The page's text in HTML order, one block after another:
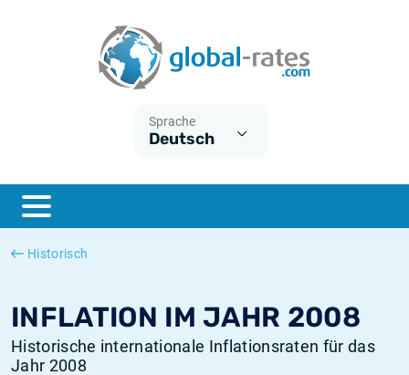
Sprache
Deutsch
Historisch
INFLATION IM JAHR 2008
Historische internationale Inflationsraten für das
Jahr 2008
ESTER
SONIA
Was ist die VPI-Inflation?
Was ist die HVPI-Inflation?
Deutsche inflation
Europäische inflation
Historische Euribor-Sätze
Historische ESTER-Sätze
Historische SOFR-Sätze
Historische SONIA-Sätze
Inflationsrechner